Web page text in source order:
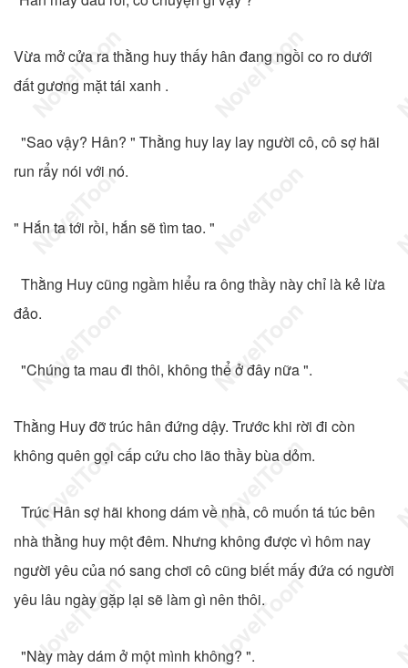
Vừa mở cửa ra thằng huy thấy hân đang ngồi co ro dưới
đất gương mặt tái xanh .
"Sao vậy? Hân? " Thằng huy lay lay người cô, cô sợ hãi
run rẩy nói với nó.
" Hắn ta tới rồi, hắn sẽ tìm tao. "
Thằng Huy cũng ngầm hiểu ra ông thầy này chỉ là kẻ lừa
đảo.
"Chúng ta mau đi thôi, không thể ở đây nữa ".
Thằng Huy đỡ trúc hân đứng dậy. Trước khi rời đi còn
không quên gọi cấp cứu cho lão thầy bùa dỏm.
Trúc Hân sợ hãi khong dám về nhà, cô muốn tá túc bên
nhà thằng huy một đêm. Nhưng không được vì hôm nay
người yêu của nó sang chơi cô cũng biết mấy đứa có người
yêu lâu ngày gặp lại sẽ làm gì nên thôi.
"Này mày dám ở một mình không? ".